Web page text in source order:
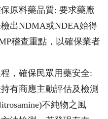
原料藥品質: 要求藥廠
出NDMA或NDEA始得
稽查重點，以確保業者
，確保民眾用藥安全:
有商應主動評估及檢測
不純物之風